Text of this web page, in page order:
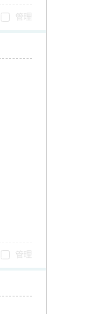
管理
管理